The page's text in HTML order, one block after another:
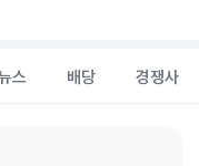
스 배당 경쟁사